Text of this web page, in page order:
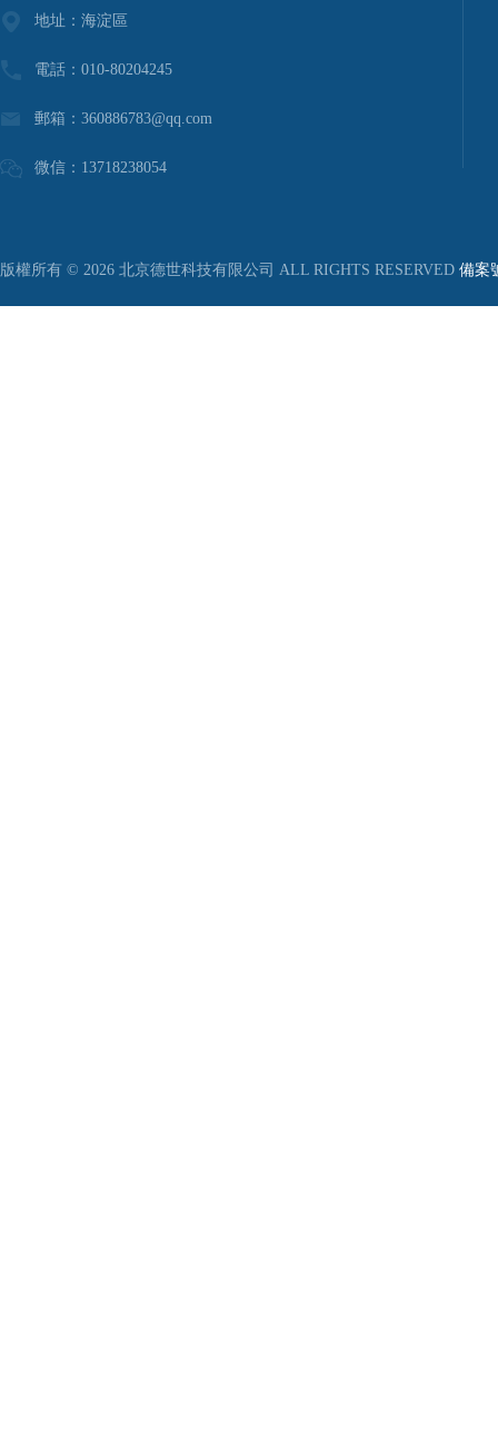
地址：海淀區
電話：010-80204245
郵箱： 360886783@qq.com
微信：13718238054
版權所有 © 2026 北京德世科技有限公司 ALL RIGHTS RESERVED 備案